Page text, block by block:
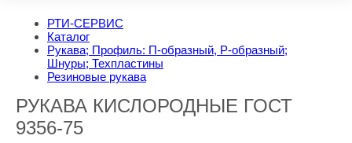
РТИ-СЕРВИС
Каталог
Рукава; Профиль: П-образный, Р-образный;
Шнуры; Техпластины
Резиновые рукава
РУКАВА КИСЛОРОДНЫЕ ГОСТ
9356-75